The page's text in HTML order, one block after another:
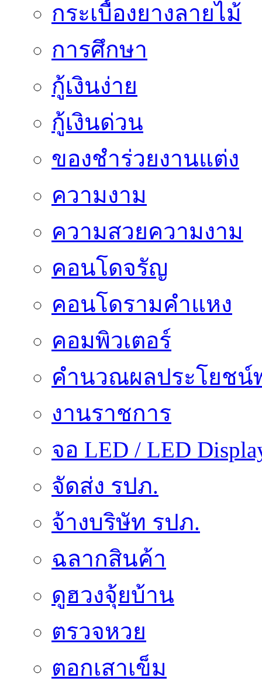
กระเบื้องยางลายไม้
การศึกษา
กู้เงินง่าย
กู้เงินด่วน
ของชำร่วยงานแต่ง
ความงาม
ความสวยความงาม
คอนโดจรัญ
คอนโดรามคำแหง
คอมพิวเตอร์
คำนวณผลประโยชน์
งานราชการ
จอ LED / LED
จัดส่ง รปภ.
จ้างบริษัท รปภ.
ฉลากสินค้า
ดูฮวงจุ้ยบ้าน
ตรวจหวย
ตอกเสาเข็ม